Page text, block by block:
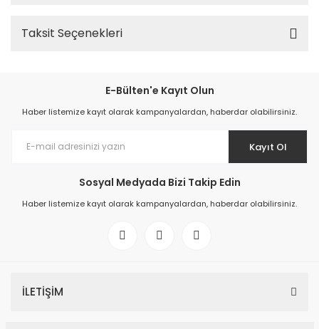
Taksit Seçenekleri
E-Bülten'e Kayıt Olun
Haber listemize kayıt olarak kampanyalardan, haberdar olabilirsiniz.
Kayıt Ol
Sosyal Medyada Bizi Takip Edin
Haber listemize kayıt olarak kampanyalardan, haberdar olabilirsiniz.
İLETİŞİM